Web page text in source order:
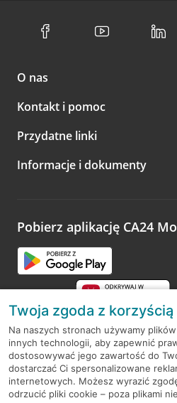
O nas
Kontakt i pomoc
Przydatne linki
Informacje i dokumenty
Pobierz aplikację CA24
RODO
Regulamin serwisu
Twoja zgoda z
Na naszych stronach używamy
innych technologii, aby zapewnić
dostosowywać jego zawartość do
dostarczać Ci spersonalizowane
internetowych. Możesz wyrazić
odrzucić pliki cookie – poza plikami